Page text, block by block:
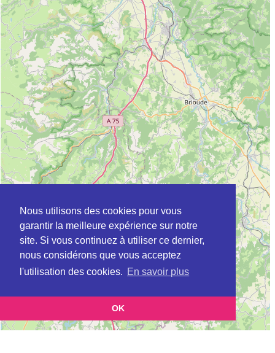
Nous utilisons des cookies pour vous
garantir la meilleure expérience sur notre
site. Si vous continuez à utiliser ce dernier,
nous considérons que vous acceptez
l'utilisation des cookies. En savoir plus
OK